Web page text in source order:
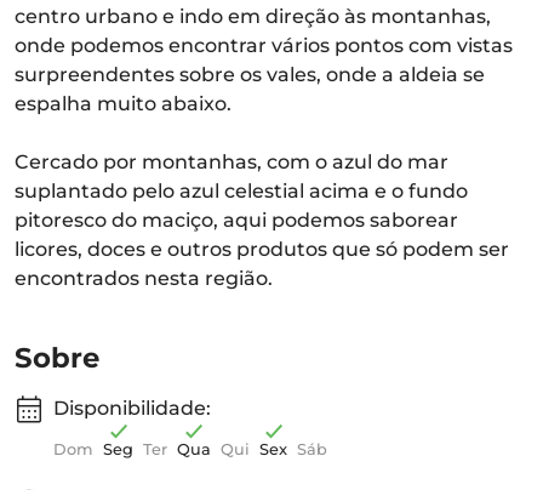
centro urbano e indo em direção às montanhas,
onde podemos encontrar vários pontos com vistas
surpreendentes sobre os vales, onde a aldeia se
espalha muito abaixo.
Cercado por montanhas, com o azul do mar
suplantado pelo azul celestial acima e o fundo
pitoresco do maciço, aqui podemos saborear
licores, doces e outros produtos que só podem ser
encontrados nesta região.
Sobre
Disponibilidade:
Dom Seg Ter Qua Qui Sex Sáb